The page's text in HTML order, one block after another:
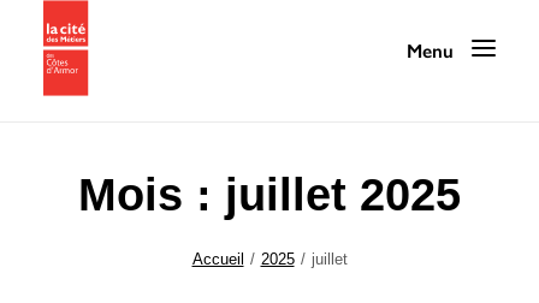
Mois : juillet 2025
Accueil 2025 juillet